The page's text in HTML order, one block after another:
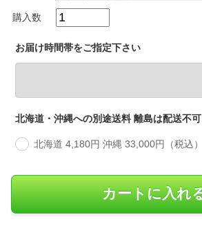
購入数
お届け時間帯をご指定下さい
北海道・沖縄への別途送料 離島は配送不可
北海道 4,180円 沖縄 33,000円（税込）